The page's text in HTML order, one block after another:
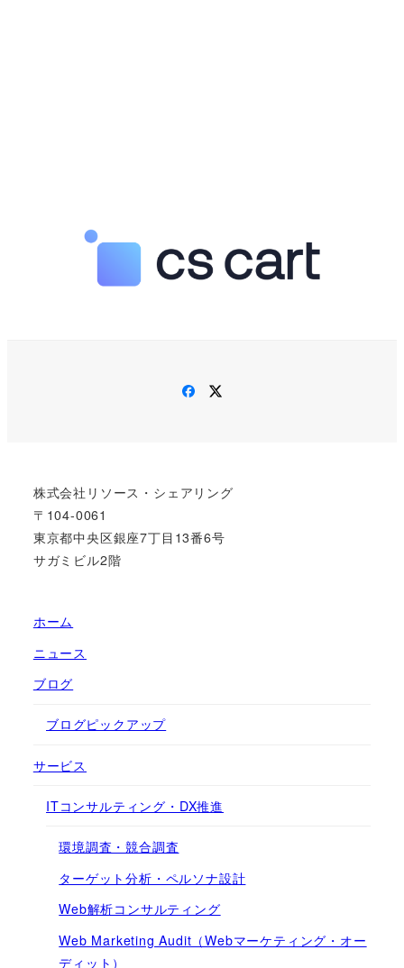
Facebook
株式会社リソース・シェアリング
〒104-0061
東京都中央区銀座7丁目13番6号
サガミビル2階
ホーム
ニュース
ブログ
ブログピックアップ
サービス
ITコンサルティング・DX推進
環境調査・競合調査
ターゲット分析・ペルソナ設計
Web解析コンサルティング
Web Marketing Audit（Webマーケティング・オー
ディット）